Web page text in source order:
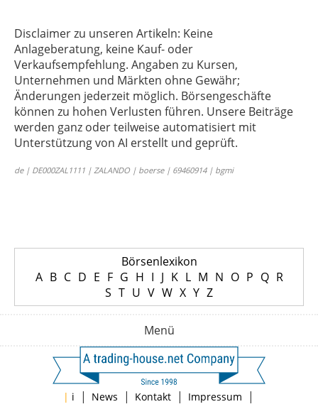
Disclaimer zu unseren Artikeln: Keine
Anlageberatung, keine Kauf- oder
Verkaufsempfehlung. Angaben zu Kursen,
Unternehmen und Märkten ohne Gewähr;
Änderungen jederzeit möglich. Börsengeschäfte
können zu hohen Verlusten führen. Unsere Beiträge
werden ganz oder teilweise automatisiert mit
Unterstützung von AI erstellt und geprüft.
de | DE000ZAL1111 | ZALANDO | boerse | 69460914 | bgmi
Börsenlexikon
A B C D E F G H I J K L M N O P Q R
S T U V W X Y Z
Menü
| i | News | Kontakt | Impressum |